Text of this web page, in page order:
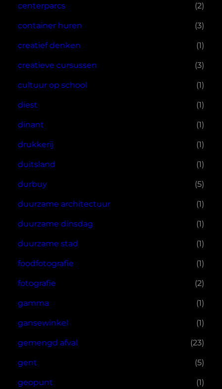
centerparcs (2)
container huren (3)
creatief denken (1)
creatieve cursussen (3)
cultuur op school (1)
diest (1)
dinant (1)
drukkerij (1)
duitsland (1)
durbuy (5)
duurzame architectuur (1)
duurzame dinsdag (1)
duurzame stad (1)
foodfotografie (1)
fotografie (2)
gamma (1)
gansewinkel (1)
gemengd afval (23)
gent (5)
geopunt (1)